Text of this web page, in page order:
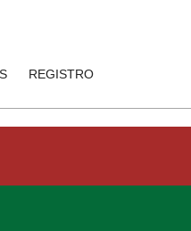
REGISTRO